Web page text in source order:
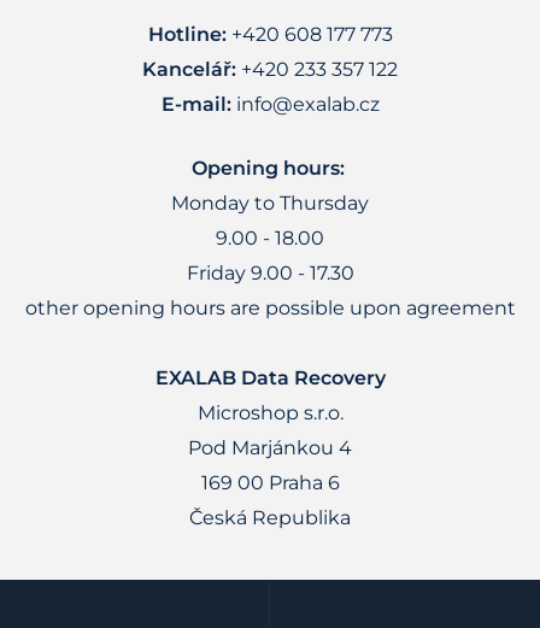
Hotline:+420 608 177 773
Kancelář: +420 233 357 122
E-mail: info@exalab.cz
Opening hours:
Monday to Thursday
9.00 - 18.00
Friday 9.00 - 17.30
other opening hours are possible upon agreement
EXALAB Data Recovery
Microshop s.r.o.
Pod Marjánkou 4
169 00 Praha 6
Česká Republika